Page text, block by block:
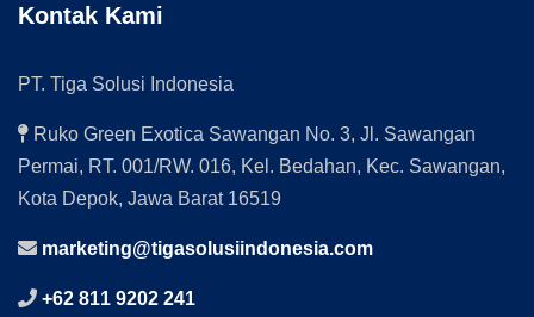
Kontak Kami
PT. Tiga Solusi Indonesia
Ruko Green Exotica Sawangan No. 3, Jl. Sawangan
Permai, RT. 001/RW. 016, Kel. Bedahan, Kec. Sawangan,
Kota Depok, Jawa Barat 16519
marketing@tigasolusiindonesia.com
+62 811 9202 241